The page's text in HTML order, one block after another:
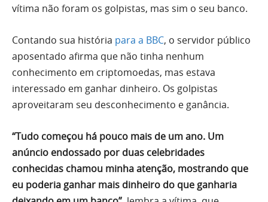
vítima não foram os golpistas, mas sim o seu banco.
Contando sua história para a BBC, o servidor público
aposentado afirma que não tinha nenhum
conhecimento em criptomoedas, mas estava
interessado em ganhar dinheiro. Os golpistas
aproveitaram seu desconhecimento e ganância.
“Tudo começou há pouco mais de um ano. Um
anúncio endossado por duas celebridades
conhecidas chamou minha atenção, mostrando que
eu poderia ganhar mais dinheiro do que ganharia